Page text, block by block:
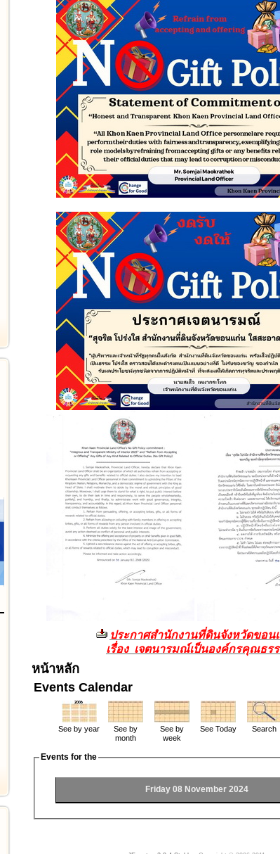
ประกาศสำนักงานที่ดินจังหวัดขอน
เรื่อง เจตนารมณ์เป็นองค์กรคุณธร
หน้าหลัก
Events Calendar
See by year
See by
month
See by
week
See Today Search
Events for the
Friday 08 November 2024